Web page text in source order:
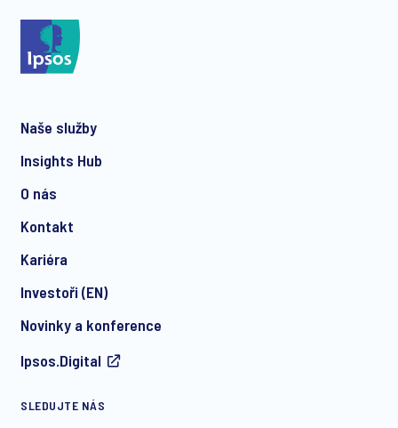
Naše služby
Insights Hub
O nás
Kontakt
Kariéra
Investoři (EN)
Novinky a konference
Ipsos.Digital
SLEDUJTE NÁS